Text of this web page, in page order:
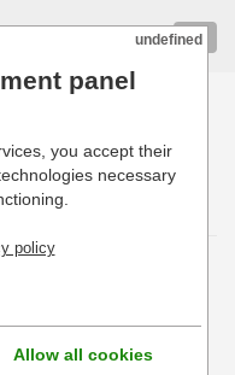
pour professionnels
undefined
panel
you accept their
necessary
policy
Allow all cookies